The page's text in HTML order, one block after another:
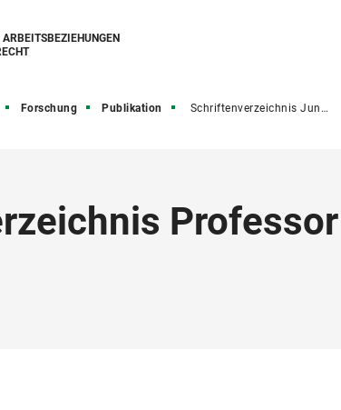
Forschung Publikation Schriftenverzeichnis Junker